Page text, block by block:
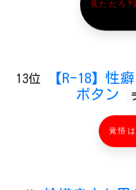
見ただろ?
13位
【R-18】性
ボタン
覚悟